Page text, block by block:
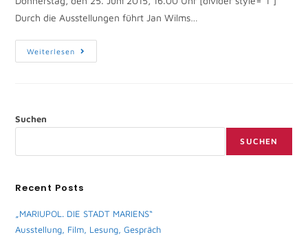
Durch die Ausstellungen führt Jan Wilms…
Weiterlesen
Suchen
SUCHEN
Recent Posts
„MARIUPOL. DIE STADT MARIENS“
Ausstellung, Film, Lesung, Gespräch